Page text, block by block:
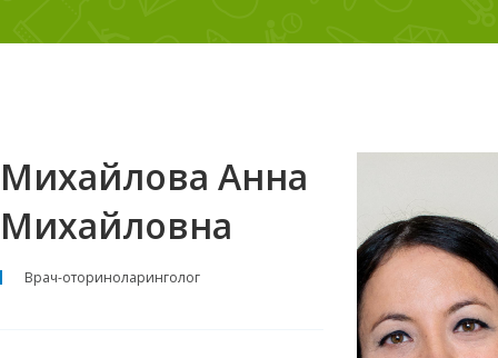
Михайлова Анна
Михайловна
Врач-оториноларинголог